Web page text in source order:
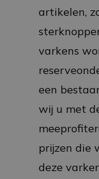
artikelen,
varkens
een
wij u met
prijzen die
deze